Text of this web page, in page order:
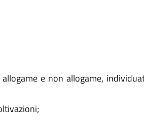
e non allogame,